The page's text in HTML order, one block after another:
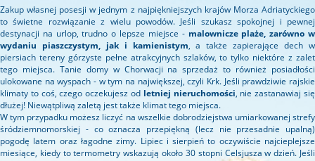
Zakup własnej posesji w jednym z najpiękniejszych krajów Morza Adriatyckiego
to świetne rozwiązanie z wielu powodów. Jeśli szukasz spokojnej i pewnej
destynacji na urlop, trudno o lepsze miejsce - malownicze plaże, zarówno w
wydaniu piaszczystym, jak i kamienistym, a także zapierające dech w
piersiach tereny górzyste pełne atrakcyjnych szlaków, to tylko niektóre z zalet
tego miejsca. Tanie domy w Chorwacji na sprzedaż to również posiadłości
ulokowane na wyspach - w tym na największej, czyli Krk. Jeśli prawdziwie rajskie
klimaty to coś, czego oczekujesz od letniej nieruchomości, nie zastanawiaj się
dłużej! Niewątpliwą zaletą jest także klimat tego miejsca.
W tym przypadku możesz liczyć na wszelkie dobrodziejstwa umiarkowanej strefy
śródziemnomorskiej - co oznacza przepiękną (lecz nie przesadnie upalną)
pogodę latem oraz łagodne zimy. Lipiec i sierpień to oczywiście najcieplejsze
miesiące, kiedy to termometry wskazują około 30 stopni Celsjusza w dzień. Jeśli